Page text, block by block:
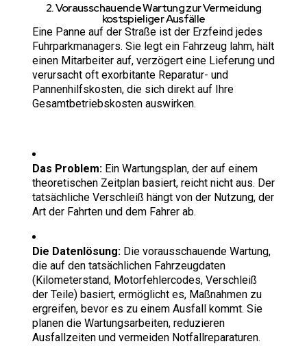
2. Vorausschauende Wartung zur Vermeidung
kostspieliger Ausfälle
Eine Panne auf der Straße ist der Erzfeind jedes
Fuhrparkmanagers. Sie legt ein Fahrzeug lahm, hält
einen Mitarbeiter auf, verzögert eine Lieferung und
verursacht oft exorbitante Reparatur- und
Pannenhilfskosten, die sich direkt auf Ihre
Gesamtbetriebskosten auswirken.
Das Problem: Ein Wartungsplan, der auf einem
theoretischen Zeitplan basiert, reicht nicht aus. Der
tatsächliche Verschleiß hängt von der Nutzung, der
Art der Fahrten und dem Fahrer ab.
Die Datenlösung: Die vorausschauende Wartung,
die auf den tatsächlichen Fahrzeugdaten
(Kilometerstand, Motorfehlercodes, Verschleiß
der Teile) basiert, ermöglicht es, Maßnahmen zu
ergreifen, bevor es zu einem Ausfall kommt. Sie
planen die Wartungsarbeiten, reduzieren
Ausfallzeiten und vermeiden Notfallreparaturen.